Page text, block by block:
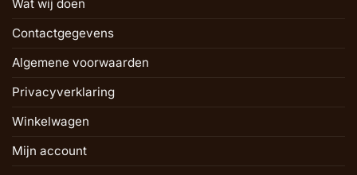
Wat wij doen
Contactgegevens
Algemene voorwaarden
Privacyverklaring
Winkelwagen
Mijn account